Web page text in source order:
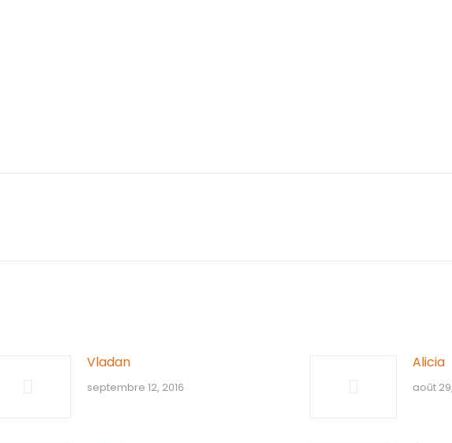
Vladan
septembre 12, 2016
Alicia
août